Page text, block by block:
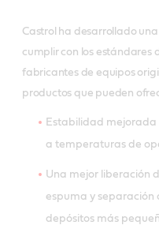
Castrol ha desarrollado
cumplir con los estándares
fabricantes de equipos
productos que pueden
Estabilidad
a temperaturas de
Una mejor liberación
espuma y separación
depósitos más